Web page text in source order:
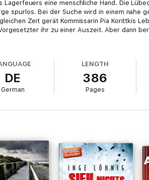
eine menschliche Hand. Die
spurlos. Bei der Suche wird in einem nahe
Zeit gerät Kommissarin Pia Korittkis
ihr zu einer Auszeit. Aber dann
DE
German
LENGTH
386
Pages